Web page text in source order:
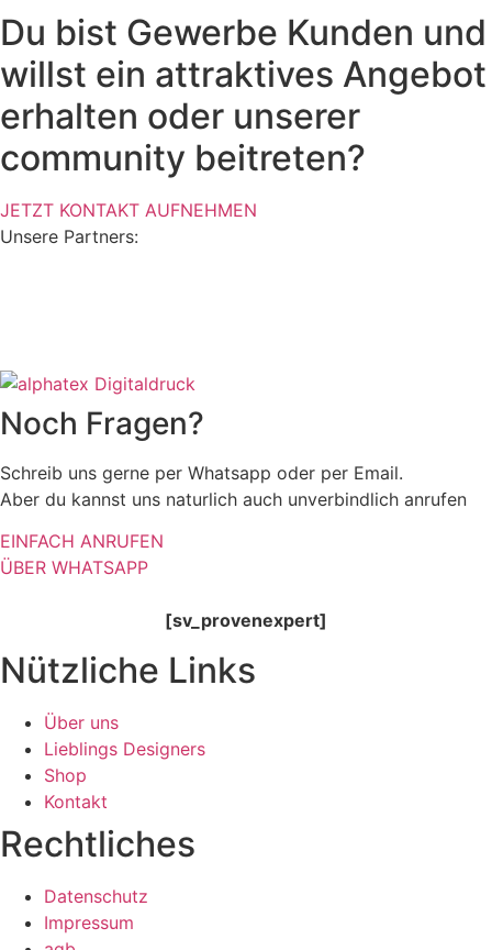
Du bist Gewerbe Kunden und
willst ein attraktives Angebot
erhalten oder unserer
community beitreten?
JETZT KONTAKT AUFNEHMEN
Unsere Partners:
Noch Fragen?
Schreib uns gerne per Whatsapp oder per Email.
Aber du kannst uns naturlich auch unverbindlich anrufen
EINFACH ANRUFEN
ÜBER WHATSAPP
[sv_provenexpert]
Nützliche Links
Über uns
Lieblings Designers
Shop
Kontakt
Rechtliches
Datenschutz
Impressum